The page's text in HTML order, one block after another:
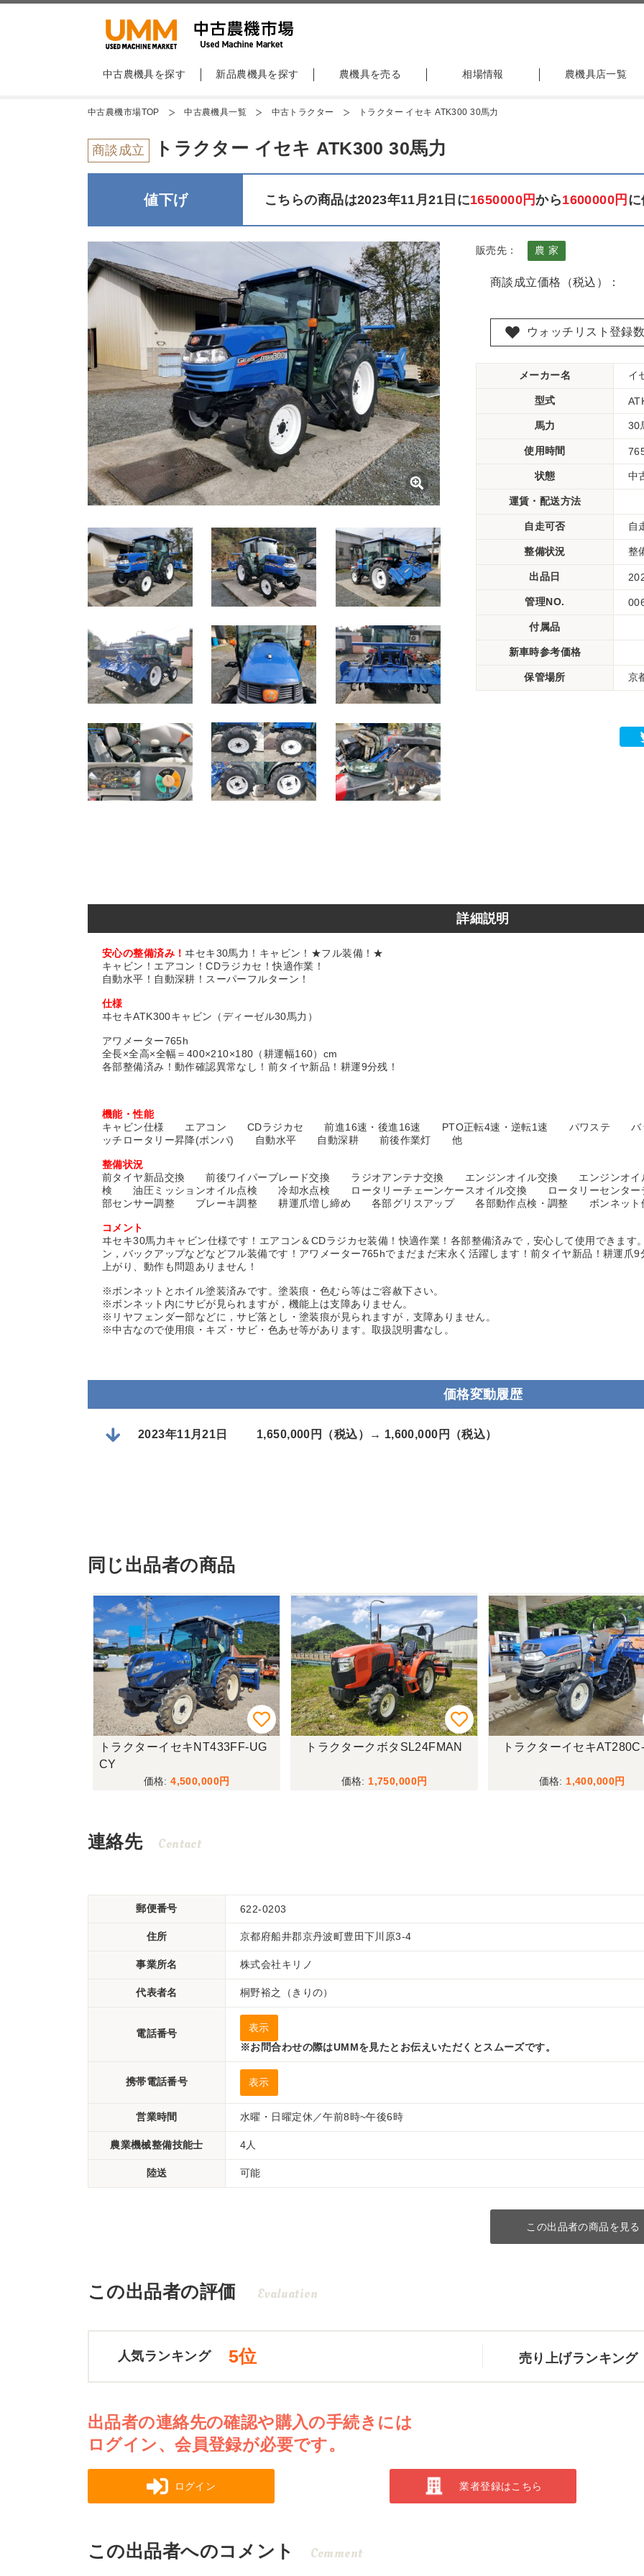
中古農機具を探す 新品農機具を探す 農機具を売る 相場情報 農機具店一覧
中古農機市場TOP 中古農機具一覧 中古トラクター トラクター イセキ ATK300 30馬力
商談成立 トラクター イセキ ATK300 30馬力
値下げ こちらの商品は2023年11月21日に1650000円から1600000円
販売先： 農 家
商談成立価格（税込）：
ウォッチリスト登録
メーカー名 イ
型式
馬力 30
使用時間
状態 中
運賃・配送方法
自走可否 自
整備状況 整
出品日
管理NO.
付属品
新車時参考価格
保管場所 京
詳細説明
安心の整備済み！ヰセキ30馬力！キャビン！★フル装備！★
キャビン！エアコン！CDラジカセ！快適作業！
自動水平！自動深耕！スーパーフルターン！
仕様
ヰセキATK300キャビン（ディーゼル30馬力）
アワメーター765h
全長×全高×全幅＝400×210×180（耕運幅160）cm
各部整備済み！動作確認異常なし！前タイヤ新品！耕運9分残！
機能・性能
キャビン仕様 エアコン CDラジカセ 前進16速・後進16速 PTO正転4速・逆転1速 パワステ バ
ッチロータリー昇降(ポンパ) 自動水平 自動深耕 前後作業灯 他
整備状況
前タイヤ新品交換 前後ワイパーブレード交換 ラジオアンテナ交換 エンジンオイル交換 エンジンオイ
検 油圧ミッションオイル点検 冷却水点検 ロータリーチェーンケースオイル交換 ロータリーセンタ
部センサー調整 ブレーキ調整 耕運爪増し締め 各部グリスアップ 各部動作点検・調整 ボンネッ
コメント
ヰセキ30馬力キャビン仕様です！エアコン＆CDラジカセ装備！快適作業！各部整備済みで，安心して使用できます
ン，バックアップなどなどフル装備です！アワメーター765hでまだまだ末永く活躍します！前タイヤ新品！耕運爪
上がり、動作も問題ありません！
※ボンネットとホイル塗装済みです。塗装痕・色むら等はご容赦下さい。
※ボンネット内にサビが見られますが，機能上は支障ありません。
※リヤフェンダー部などに，サビ落とし・塗装痕が見られますが，支障ありません。
※中古なので使用痕・キズ・サビ・色あせ等があります。取扱説明書なし。
価格変動履歴
2023年11月21日 1,650,000円（税込）→ 1,600,000円（税込）
同じ出品者の商品
トラクターイセキNT433FF-UG
CY
4,500,000
トラクタークボタSL24FMAN
1,750,000
トラクターイセキ
1,400,000
連絡先 Contact
郵便番号 622-0203
住所 京都府船井郡京丹波町豊田下川原3-4
事業所名 株式会社キリノ
代表者名 桐野裕之（きりの）
電話番号
表示
※お問合わせの際はUMMを見たとお伝えいただくとスムーズです。
携帯電話番号 表示
営業時間 水曜・日曜定休／午前8時~午後6時
農業機械整備技能士 4人
陸送 可能
この出品者の商品を見る
この出品者の評価 Evaluation
人気ランキング 5位 売り上げランキング
出品者の連絡先の確認や購入の手続きには
ログイン、会員登録が必要です。
ログイン 業者登録はこちら
この出品者へのコメント Comment